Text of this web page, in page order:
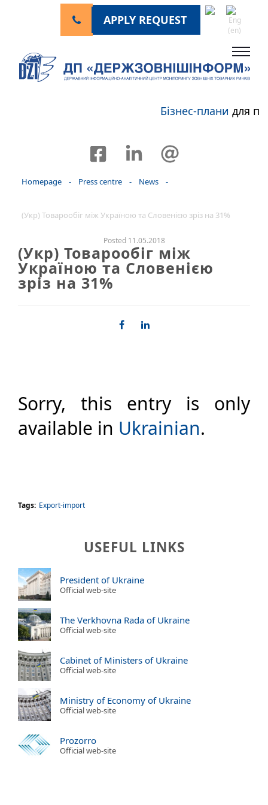
APPLY REQUEST
Бізнес-планидля
Homepage - Press centre - News -
(Укр) Товарообіг між Україною та Словенією зріз на 31%
Posted 11.05.2018
(Укр) Товарообіг між
Україною та Словенією
зріз на 31%
Sorry, this entry is only
available in Ukrainian.
Tags: Export-import
USEFUL LINKS
President of Ukraine
Official web-site
The Verkhovna Rada of Ukraine
Official web-site
Cabinet of Ministers of Ukraine
Official web-site
Ministry of Economy of Ukraine
Official web-site
Prozorro
Official web-site